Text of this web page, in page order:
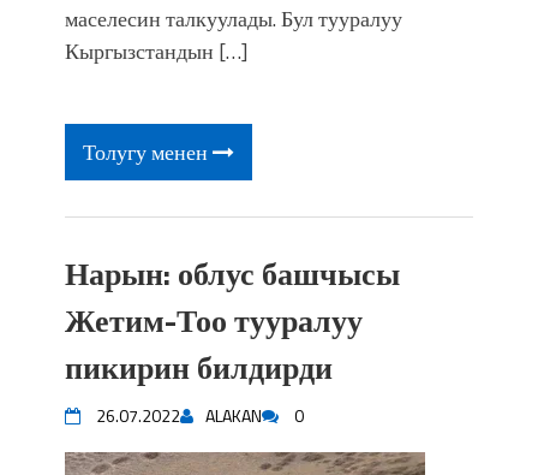
маселесин талкуулады. Бул тууралуу
Кыргызстандын […]
Толугу менен
Нарын: облус башчысы
Жетим-Тоо тууралуу
пикирин билдирди
26.07.2022 ALAKAN 0